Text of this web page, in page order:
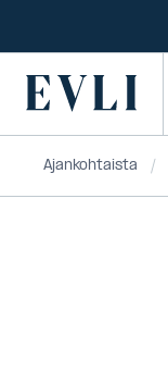
Primary
Ajankohtaista